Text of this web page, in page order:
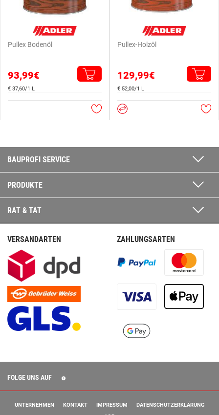
Pullex Bodenöl
93,99€
€ 37,60/1 L
Pullex-Holzöl
129,99€
€ 52,00/1 L
BAUPROFI SERVICE
PRODUKTE
RAT & TAT
VERSANDARTEN ZAHLUNGSARTEN
FOLGE UNS AUF
UNTERNEHMEN KONTAKT IMPRESSUM
DATENSCHUTZERKLÄRUNG